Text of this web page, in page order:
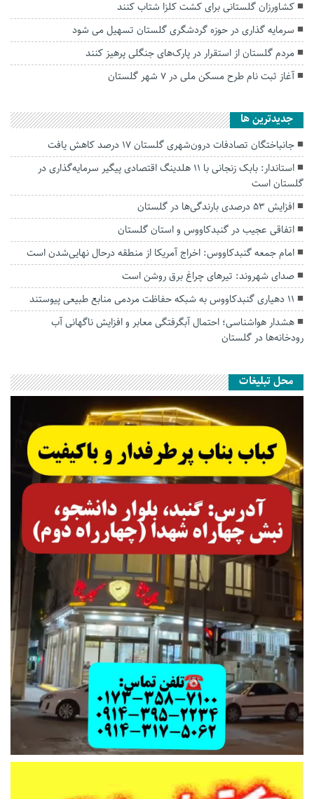
کشاورزان گلستانی برای کشت کلزا شتاب کنند
سرمایه گذاری در حوزه گردشگری گلستان تسهیل می شود
مردم گلستان از استقرار در پارک‌های جنگلی پرهیز کنند
آغاز ثبت نام طرح مسکن ملی در ۷ شهر گلستان
جديدترين ها
جانباختگان تصادفات درون‌شهری گلستان ۱۷ درصد کاهش یافت
استاندار: بابک زنجانی با ۱۱ هلدینگ اقتصادی پیگیر سرمایه‌گذاری در
گلستان است
افزایش ۵۳ درصدی بارندگی‌ها در گلستان
اتفاقی عجیب در‌ گنبدکاووس و استان گلستان
امام جمعه گنبدکاووس: اخراج آمریکا از منطقه درحال نهایی‌شدن است
صدای شهروند: تیرهای چراغ برق روشن است
۱۱ دهیاری گنبدکاووس به شبکه حفاظت مردمی منابع طبیعی پیوستند
هشدار هواشناسی؛ احتمال آبگرفتگی معابر و افزایش ناگهانی آب
رودخانه‌ها در گلستان
محل تبلیغات